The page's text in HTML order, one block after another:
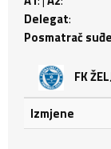
Delegat:
Posmatrač
FK
Izmjene